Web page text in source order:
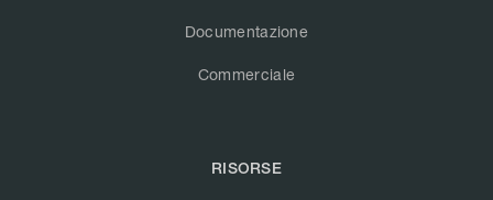
Documentazione
Commerciale
RISORSE